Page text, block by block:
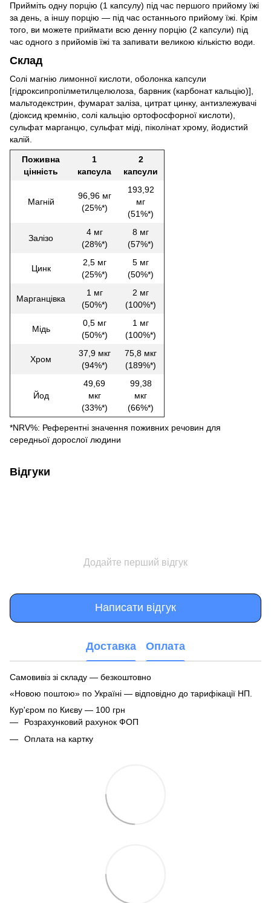
Прийміть одну порцію (1 капсулу) під час першого прийому їжі
за день, а іншу порцію — під час останнього прийому їжі. Крім
того, ви можете приймати всю денну порцію (2 капсули) під
час одного з прийомів їжі та запивати великою кількістю води.
Склад
Солі магнію лимонної кислоти, оболонка капсули
[гідроксипропілметилцелюлоза, барвник (карбонат кальцію)],
мальтодекстрин, фумарат заліза, цитрат цинку, антизлежувачі
(діоксид кремнію, солі кальцію ортофосфорної кислоти),
сульфат марганцю, сульфат міді, піколінат хрому, йодистий
калій.
Поживна
цінність
1
капсула
2
капсули
Магній
96,96 мг
(25%*)
193,92
мг
(51%*)
Залізо
4 мг
(28%*)
8 мг
(57%*)
Цинк
2,5 мг
(25%*)
5 мг
(50%*)
Марганцівка
1 мг
(50%*)
2 мг
(100%*)
Мідь
0,5 мг
(50%*)
1 мг
(100%*)
Хром
37,9 мкг
(94%*)
75,8 мкг
(189%*)
Йод
49,69
мкг
(33%*)
99,38
мкг
(66%*)
*NRV%: Референтні значення поживних речовин для
середньої дорослої людини
Відгуки
Додайте перший відгук
Написати відгук
Доставка Оплата
Самовивіз зі складу — безкоштовно
«Новою поштою» по Україні — відповідно до тарифікації НП.
Кур'єром по Києву — 100 грн
Розрахунковий рахунок ФОП
Оплата на картку